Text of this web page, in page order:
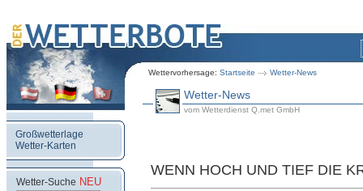
Wettervorhersage: Startseite Wetter-News
Großwetterlage
Wetter-Karten
Wetter-Suche NEU
Wetter-News
vom Wetterdienst Q.met GmbH
WENN HOCH UND TIEF DIE